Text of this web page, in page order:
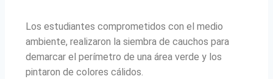
Los estudiantes comprometidos con el medio
ambiente, realizaron la siembra de cauchos para
demarcar el perímetro de una área verde y los
pintaron de colores cálidos.